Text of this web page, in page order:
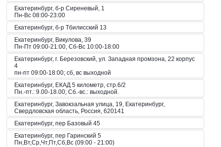
Екатеринбург, б-р Сиреневый, 1
Пн-Вс 08:00-23:00
Екатеринбург, б-р Тбилисский 13
Екатеринбург, Викулова, 39
Пн-Пт 09:00-21:00, Сб-Вс 10:00-18:00
Екатеринбург, г. Березовский, ул. Западная промзона, 22 корпус
4
пн-пт 09:00-18:00; сб, вс выходной
Екатеринбург, ЕКАД 5 километр, стр.6/2
Пн.-пт.: 9.00-18.00; Сб.-вс.: выходной.
Екатеринбург, Завокзальная улица, 19, Екатеринбург,
Свердловская область, Россия, 620141
Екатеринбург, пер Базовый 45
Екатеринбург, пер Гаринский 5
Пн,Вт,Ср,Чт,Пт,Сб,Вс (09:00 - 21:00)